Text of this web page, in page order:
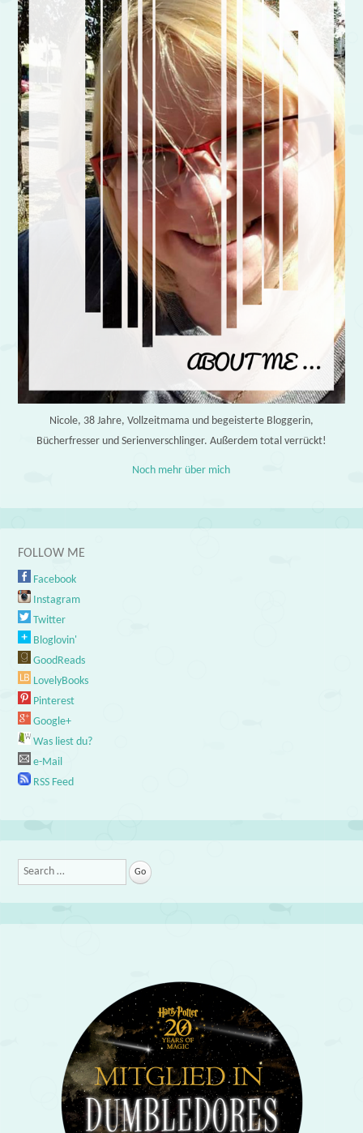
Nicole, 38 Jahre, Vollzeitmama und begeisterte Bloggerin,
Bücherfresser und Serienverschlinger. Außerdem total verrückt!
Noch mehr über mich
FOLLOW ME
Facebook
Instagram
Twitter
Bloglovin'
GoodReads
LovelyBooks
Pinterest
Google+
Was liest du?
e-Mail
RSS Feed
Search